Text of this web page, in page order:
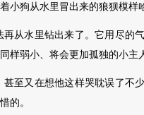
小狗从水里冒出来的狼狈模样
水里钻出来了。它用尽的
样弱小、将会更加孤独的小主
又在想他这样哭耽误了不
的。